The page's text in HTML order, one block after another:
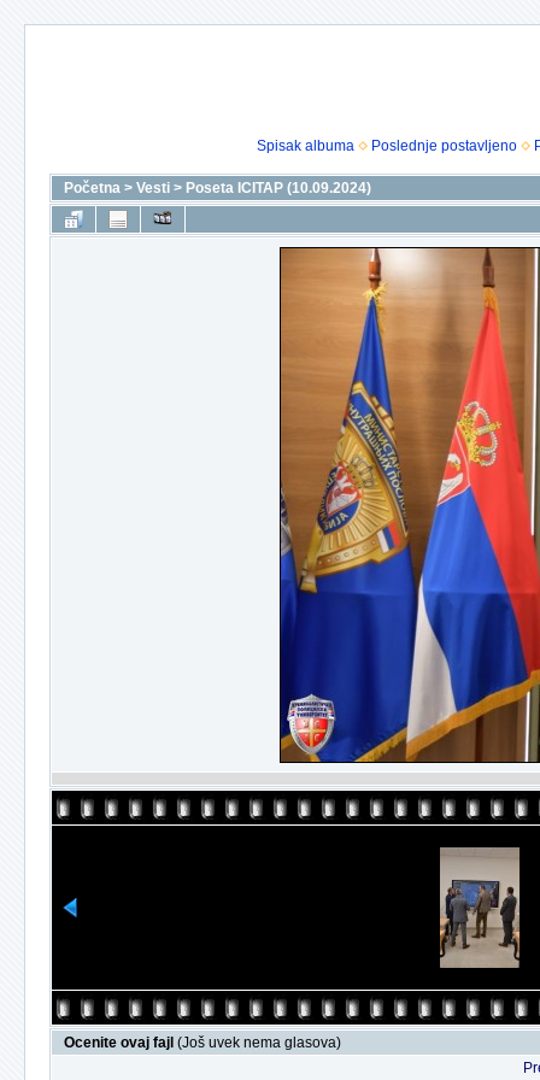
Spisak albuma Poslednje postavljeno
Početna > Vesti > Poseta ICITAP (10.09.2024)
Ocenite ovaj fajl (Još uvek nema glasova)